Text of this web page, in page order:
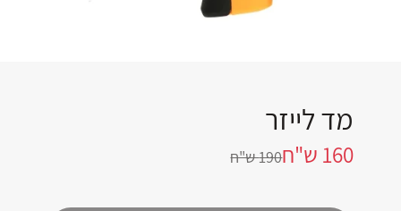
מד לייזר
160 ש"ח 190 ש"ח